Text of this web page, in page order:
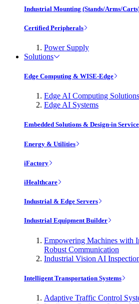
Industrial Mounting (Stands/Arms/
Certified Peripherals
Power Supply
Solutions
Edge Computing & WISE-Edge
Edge AI Computing Solutions
Edge AI Systems
Embedded Solutions & Design-in Service
Energy & Utilities
iFactory
iHealthcare
Industrial & Edge Servers
Industrial Equipment Builder
Empowering Machines with
Robust Communication
Industrial Vision AI
Intelligent Transportation Systems
Adaptive Traffic Control